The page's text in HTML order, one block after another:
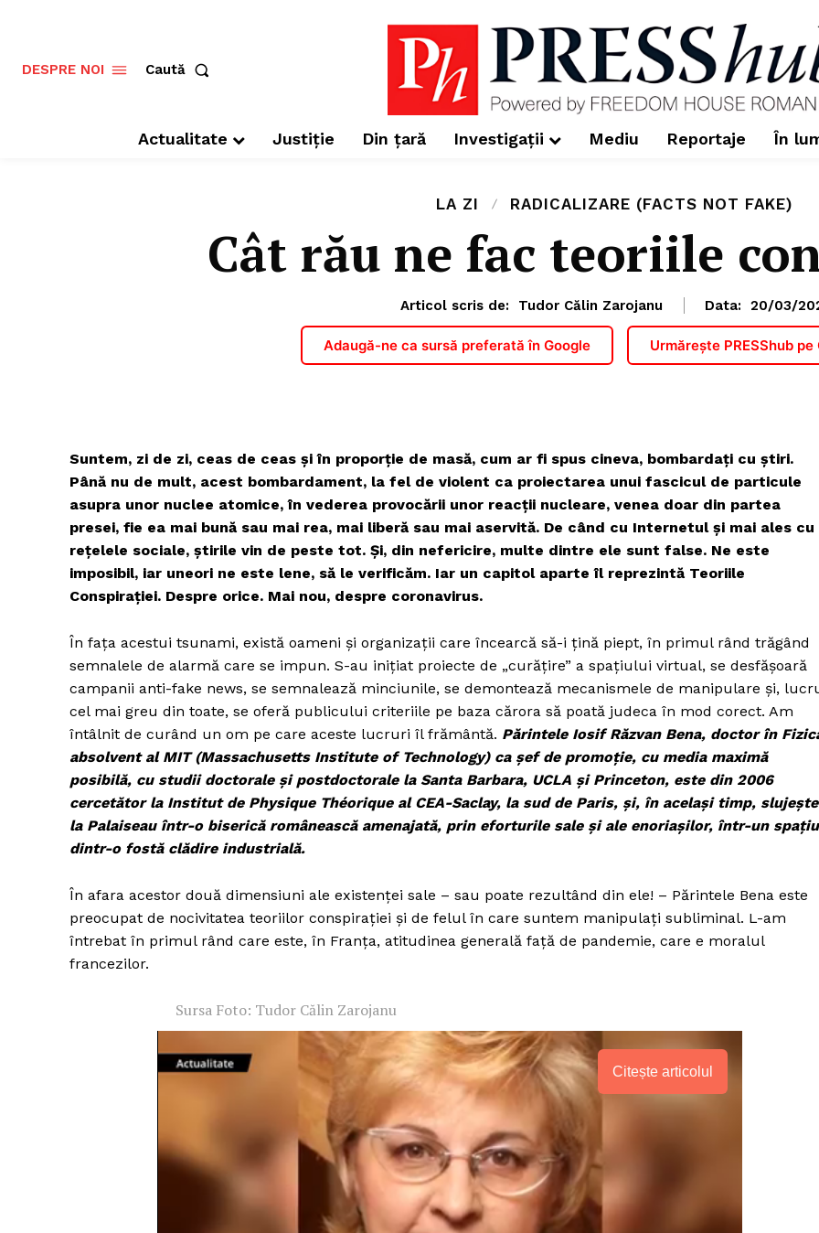
DESPRE NOI Caută
Actualitate Justiție Din țară Investigații Mediu Reportaje În
LA ZI RADICALIZARE (FACTS NOT FAKE)
Cât rău ne fac teoriile
Articol scris de: Tudor Călin Zarojanu Data: 20/03/
Adaugă-ne ca sursă preferată în Google Urmărește PRESShub
Suntem, zi de zi, ceas de ceas și în proporție de masă, cum ar fi spus cineva, bombardați cu știri.
Până nu de mult, acest bombardament, la fel de violent ca proiectarea unui fascicul de particule
asupra unor nuclee atomice, în vederea provocării unor reacții nucleare, venea doar din partea
presei, fie ea mai bună sau mai rea, mai liberă sau mai aservită. De când cu Internetul și mai ales cu
rețelele sociale, știrile vin de peste tot. Și, din nefericire, multe dintre ele sunt false. Ne este
imposibil, iar uneori ne este lene, să le verificăm. Iar un capitol aparte îl reprezintă Teoriile
Conspirației. Despre orice. Mai nou, despre coronavirus.
În fața acestui tsunami, există oameni și organizații care încearcă să-i țină piept, în primul rând trăgând
semnalele de alarmă care se impun. S-au inițiat proiecte de „curățire” a spațiului virtual, se desfășoară
campanii anti-fake news, se semnalează minciunile, se demontează mecanismele de manipulare și,
cel mai greu din toate, se oferă publicului criteriile pe baza cărora să poată judeca în mod corect. Am
întâlnit de curând un om pe care aceste lucruri îl frământă. Părintele Iosif Răzvan Bena, doctor în
absolvent al MIT (Massachusetts Institute of Technology) ca șef de promoție, cu media maximă
posibilă, cu studii doctorale și postdoctorale la Santa Barbara, UCLA și Princeton, este din 2006
cercetător la Institut de Physique Théorique al CEA-Saclay, la sud de Paris, și, în același timp, slujește
la Palaiseau într-o biserică românească amenajată, prin eforturile sale și ale enoriașilor, într-un spațiu
dintr-o fostă clădire industrială.
În afara acestor două dimensiuni ale existenței sale – sau poate rezultând din ele! – Părintele Bena este
preocupat de nocivitatea teoriilor conspirației și de felul în care suntem manipulați subliminal. L-am
întrebat în primul rând care este, în Franța, atitudinea generală față de pandemie, care e moralul
francezilor.
Sursa Foto: Tudor Călin Zarojanu
Citește articolul